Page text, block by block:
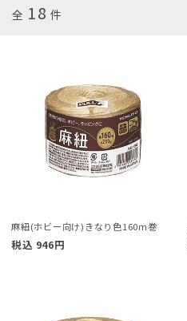
全 18 件
麻紐(ホビー向け)きなり色160ｍ巻
税込 946円